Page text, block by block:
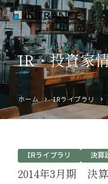
トップ
企業情報
運営ホテル
IR・投資家
ホーム IRライブラリ
IRライブラリ 決算
2014年3月期 決